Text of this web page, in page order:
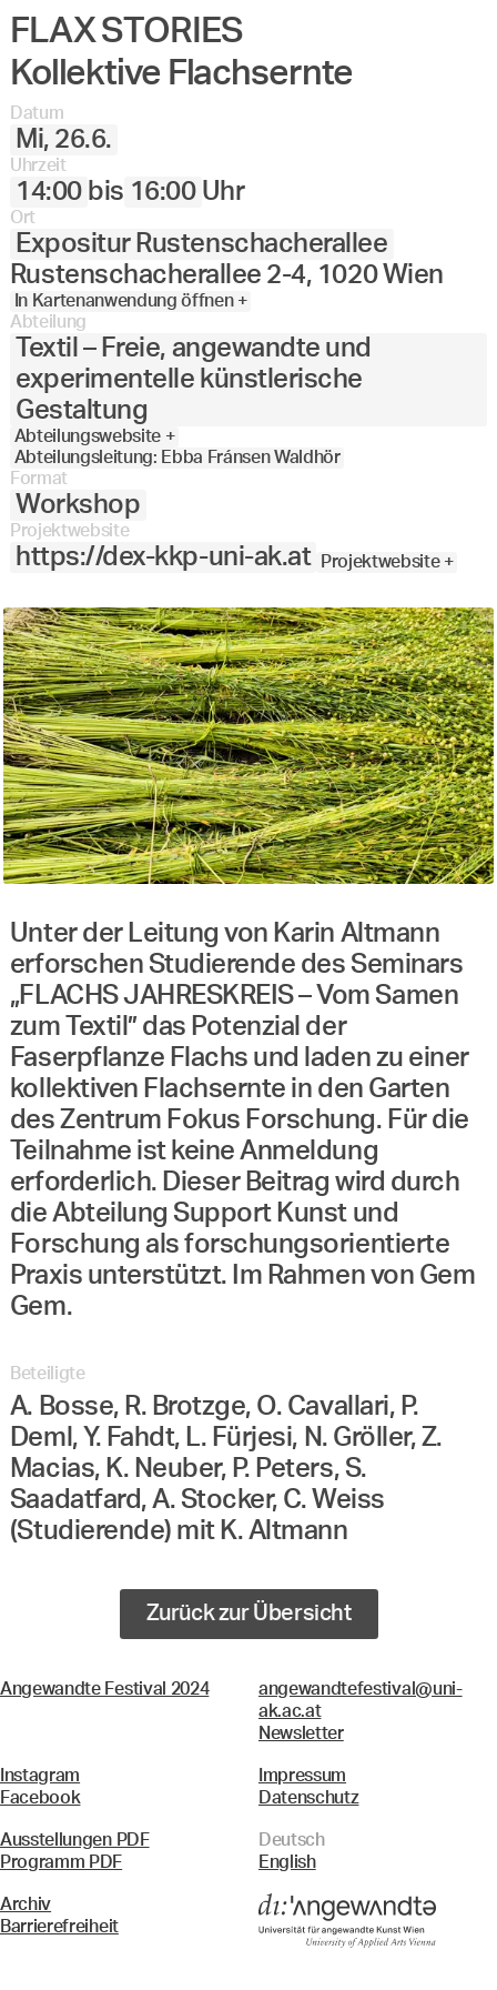
FLAX STORIES
Kollektive Flachsernte
Datum
Mi, 26.6.
Uhrzeit
14:00 bis 16:00 Uhr
Ort
Expositur Rustenschacherallee
Rustenschacherallee 2-4, 1020 Wien
In Kartenanwendung öffnen +
Abteilung
Textil – Freie, angewandte und
experimentelle künstlerische
Gestaltung
Abteilungswebsite +
Abteilungsleitung: Ebba Fránsen Waldhör
Format
Workshop
Projektwebsite
https://dex-kkp-uni-ak.at Projektwebsite +
Unter der Leitung von Karin Altmann
erforschen Studierende des Seminars
„FLACHS JAHRESKREIS – Vom Samen
zum Textil” das Potenzial der
Faserpflanze Flachs und laden zu einer
kollektiven Flachsernte in den Garten
des Zentrum Fokus Forschung. Für die
Teilnahme ist keine Anmeldung
erforderlich. Dieser Beitrag wird durch
die Abteilung Support Kunst und
Forschung als forschungsorientierte
Praxis unterstützt. Im Rahmen von Gem
Gem.
Beteiligte
A. Bosse, R. Brotzge, O. Cavallari, P.
Deml, Y. Fahdt, L. Fürjesi, N. Gröller, Z.
Macias, K. Neuber, P. Peters, S.
Saadatfard, A. Stocker, C. Weiss
(Studierende) mit K. Altmann
Zurück zur Übersicht
Angewandte Festival 2024
angewandtefestival@uni-
ak.ac.at
Newsletter
Instagram
Facebook
Impressum
Datenschutz
Ausstellungen PDF
Programm PDF
Deutsch
English
Archiv
Barrierefreiheit